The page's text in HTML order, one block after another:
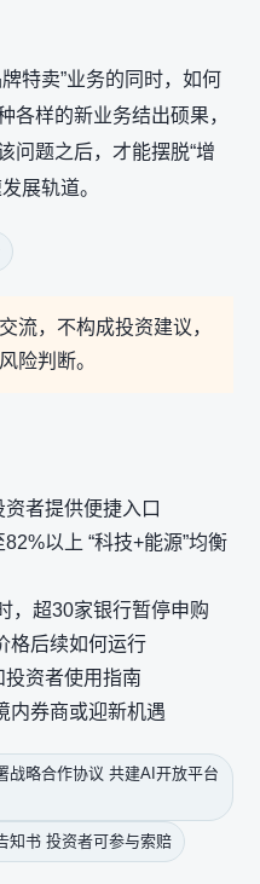
特卖”业务的同时，如何
各样的新业务结出硕果，
问题之后，才能摆脱“增
展轨道。
流，不构成投资建议，
险判断。
者提供便捷入口
以上 “科技+能源”均衡
，超30家银行暂停申购
格后续如何运行
资者使用指南
内券商或迎新机遇
战略合作协议 共建AI开放平台
知书 投资者可参与索赔